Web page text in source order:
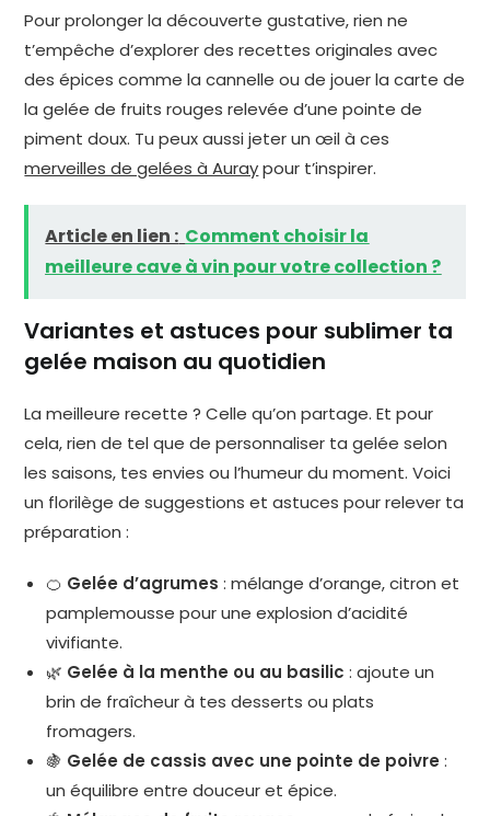
Pour prolonger la découverte gustative, rien ne
t’empêche d’explorer des recettes originales avec
des épices comme la cannelle ou de jouer la carte de
la gelée de fruits rouges relevée d’une pointe de
piment doux. Tu peux aussi jeter un œil à ces
merveilles de gelées à Auraypour t’inspirer.
Article en lien : Comment choisir la
meilleure cave à vin pour votre collection ?
Variantes et astuces pour sublimer ta
gelée maison au quotidien
La meilleure recette ? Celle qu’on partage. Et pour
cela, rien de tel que de personnaliser ta gelée selon
les saisons, tes envies ou l’humeur du moment. Voici
un florilège de suggestions et astuces pour relever ta
préparation :
🍊 Gelée d’agrumes : mélange d’orange, citron et
pamplemousse pour une explosion d’acidité
vivifiante.
🌿 Gelée à la menthe ou au basilic : ajoute un
brin de fraîcheur à tes desserts ou plats
fromagers.
🍇 Gelée de cassis avec une pointe de poivre :
un équilibre entre douceur et épice.